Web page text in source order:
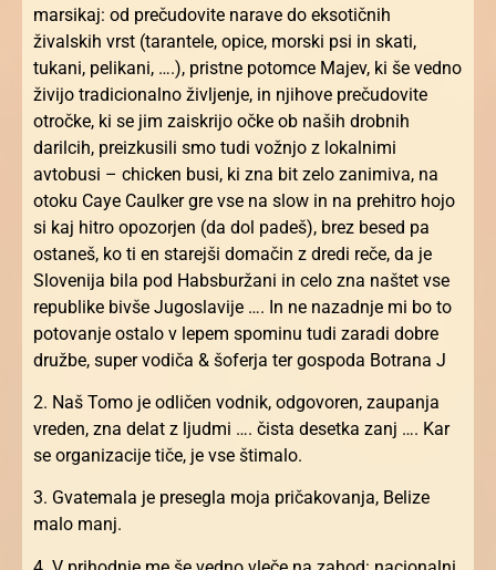
marsikaj: od prečudovite narave do eksotičnih
živalskih vrst (tarantele, opice, morski psi in skati,
tukani, pelikani, ….), pristne potomce Majev, ki še vedno
živijo tradicionalno življenje, in njihove prečudovite
otročke, ki se jim zaiskrijo očke ob naših drobnih
darilcih, preizkusili smo tudi vožnjo z lokalnimi
avtobusi – chicken busi, ki zna bit zelo zanimiva, na
otoku Caye Caulker gre vse na slow in na prehitro hojo
si kaj hitro opozorjen (da dol padeš), brez besed pa
ostaneš, ko ti en starejši domačin z dredi reče, da je
Slovenija bila pod Habsburžani in celo zna naštet vse
republike bivše Jugoslavije …. In ne nazadnje mi bo to
potovanje ostalo v lepem spominu tudi zaradi dobre
družbe, super vodiča & šoferja ter gospoda Botrana J
2. Naš Tomo je odličen vodnik, odgovoren, zaupanja
vreden, zna delat z ljudmi …. čista desetka zanj …. Kar
se organizacije tiče, je vse štimalo.
3. Gvatemala je presegla moja pričakovanja, Belize
malo manj.